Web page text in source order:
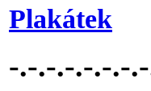
Plakátek
-.-.-.-.-.-.-